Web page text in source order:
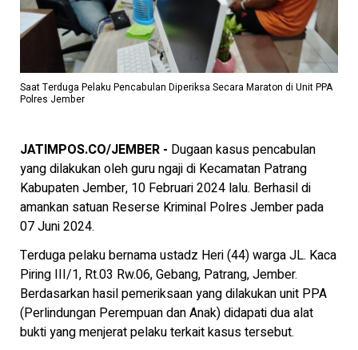
Saat Terduga Pelaku Pencabulan Diperiksa Secara Maraton di Unit PPA
Polres Jember
JATIMPOS.CO/JEMBER - Dugaan kasus pencabulan
yang dilakukan oleh guru ngaji di Kecamatan Patrang
Kabupaten Jember, 10 Februari 2024 lalu. Berhasil di
amankan satuan Reserse Kriminal Polres Jember pada
07 Juni 2024.
Terduga pelaku bernama ustadz Heri (44) warga JL. Kaca
Piring III/1, Rt.03 Rw.06, Gebang, Patrang, Jember.
Berdasarkan hasil pemeriksaan yang dilakukan unit PPA
(Perlindungan Perempuan dan Anak) didapati dua alat
bukti yang menjerat pelaku terkait kasus tersebut.